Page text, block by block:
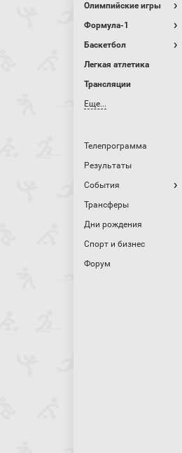
Олимпийские игры
Формула-1
Баскетбол
Легкая атлетика
Трансляции
Еще...
Телепрограмма
Результаты
События
Трансферы
Дни рождения
Спорт и бизнес
Форум